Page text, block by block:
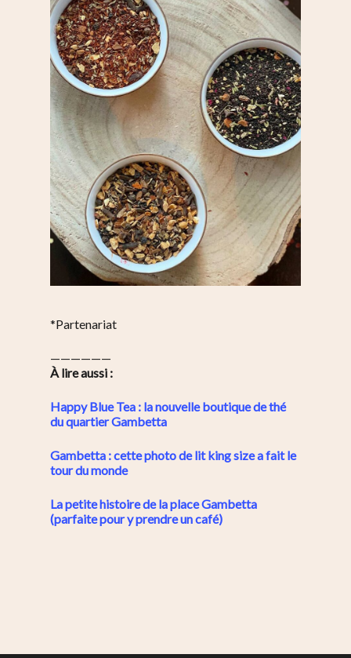
*Partenariat
——————
À lire aussi :
Happy Blue Tea : la nouvelle boutique de thé
du quartier Gambetta
Gambetta : cette photo de lit king size a fait le
tour du monde
La petite histoire de la place Gambetta
(parfaite pour y prendre un café)